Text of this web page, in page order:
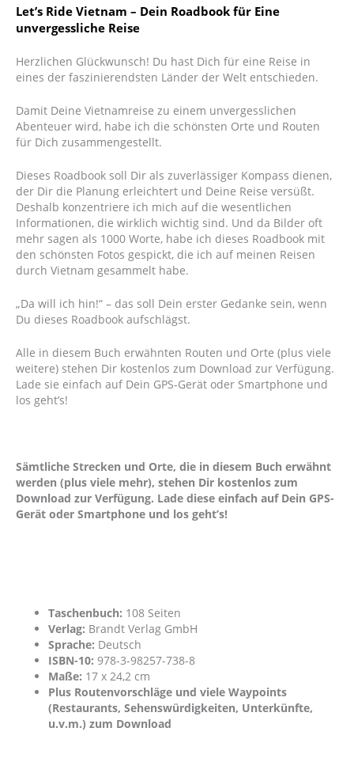
Let’s Ride Vietnam – Dein Roadbook für Eine
unvergessliche Reise
Herzlichen Glückwunsch! Du hast Dich für eine Reise in
eines der faszinierendsten Länder der Welt entschieden.
Damit Deine Vietnamreise zu einem unvergesslichen
Abenteuer wird, habe ich die schönsten Orte und Routen
für Dich zusammengestellt.
Dieses Roadbook soll Dir als zuverlässiger Kompass dienen,
der Dir die Planung erleichtert und Deine Reise versüßt.
Deshalb konzentriere ich mich auf die wesentlichen
Informationen, die wirklich wichtig sind. Und da Bilder oft
mehr sagen als 1000 Worte, habe ich dieses Roadbook mit
den schönsten Fotos gespickt, die ich auf meinen Reisen
durch Vietnam gesammelt habe.
„Da will ich hin!“ – das soll Dein erster Gedanke sein, wenn
Du dieses Roadbook aufschlägst.
Alle in diesem Buch erwähnten Routen und Orte (plus viele
weitere) stehen Dir kostenlos zum Download zur Verfügung.
Lade sie einfach auf Dein GPS-Gerät oder Smartphone und
los geht’s!
Sämtliche Strecken und Orte, die in diesem Buch erwähnt
werden (plus viele mehr), stehen Dir kostenlos zum
Download zur Verfügung. Lade diese einfach auf Dein GPS-
Gerät oder Smartphone und los geht’s!
Taschenbuch: 108 Seiten
Verlag: Brandt Verlag GmbH
Sprache: Deutsch
ISBN-10: 978-3-98257-738-8
Maße: 17 x 24,2 cm
Plus Routenvorschläge und viele Waypoints
(Restaurants, Sehenswürdigkeiten, Unterkünfte,
u.v.m.) zum Download